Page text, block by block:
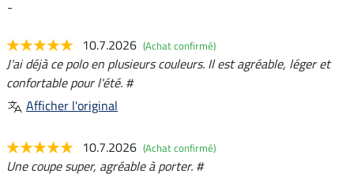
-
10.7.2026 (Achat confirmé)
J'ai déjà ce polo en plusieurs couleurs. Il est agréable, léger et
confortable pour l'été. #
Afficher l'original
10.7.2026 (Achat confirmé)
Une coupe super, agréable à porter. #